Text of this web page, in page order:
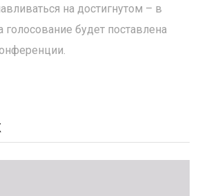
на достигнутом – в
будет поставлена